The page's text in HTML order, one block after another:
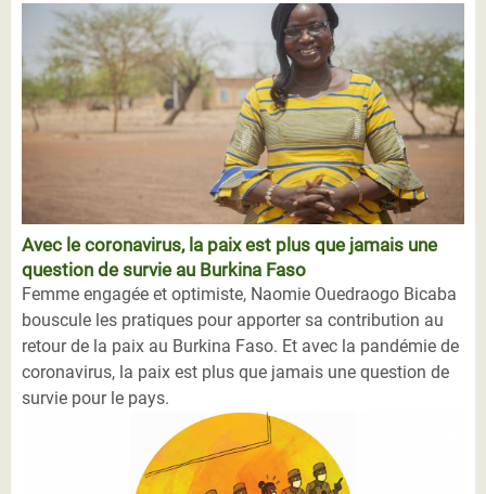
Avec le coronavirus, la paix est plus que jamais une
question de survie au Burkina Faso
Femme engagée et optimiste, Naomie Ouedraogo Bicaba
bouscule les pratiques pour apporter sa contribution au
retour de la paix au Burkina Faso. Et avec la pandémie de
coronavirus, la paix est plus que jamais une question de
survie pour le pays.